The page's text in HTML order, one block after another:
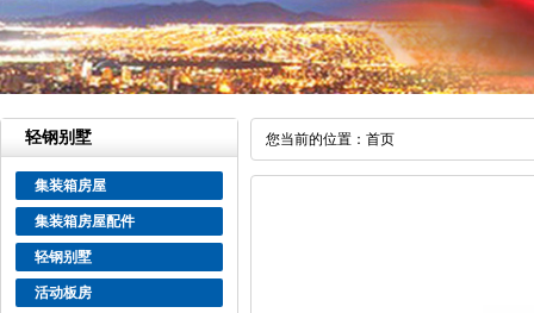
轻钢别墅
集装箱房屋
集装箱房屋配件
轻钢别墅
活动板房
您当前的位置： 首页